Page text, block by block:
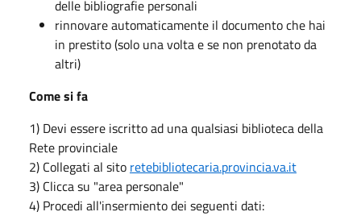
delle bibliografie personali
rinnovare automaticamente il documento che hai
in prestito (solo una volta e se non prenotato da
altri)
Come si fa
1) Devi essere iscritto ad una qualsiasi biblioteca della
Rete provinciale
2) Collegati al sito retebibliotecaria.provincia.va.it
3) Clicca su "area personale"
4) Procedi all'insermiento dei seguenti dati: